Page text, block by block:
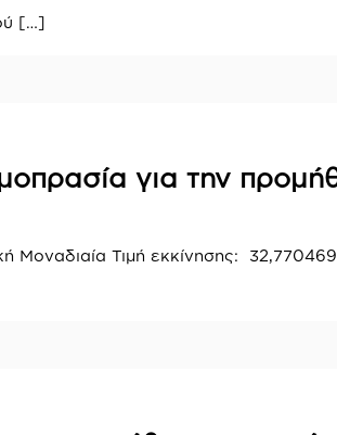
[…]
για την
Τιμή εκκίνησης: